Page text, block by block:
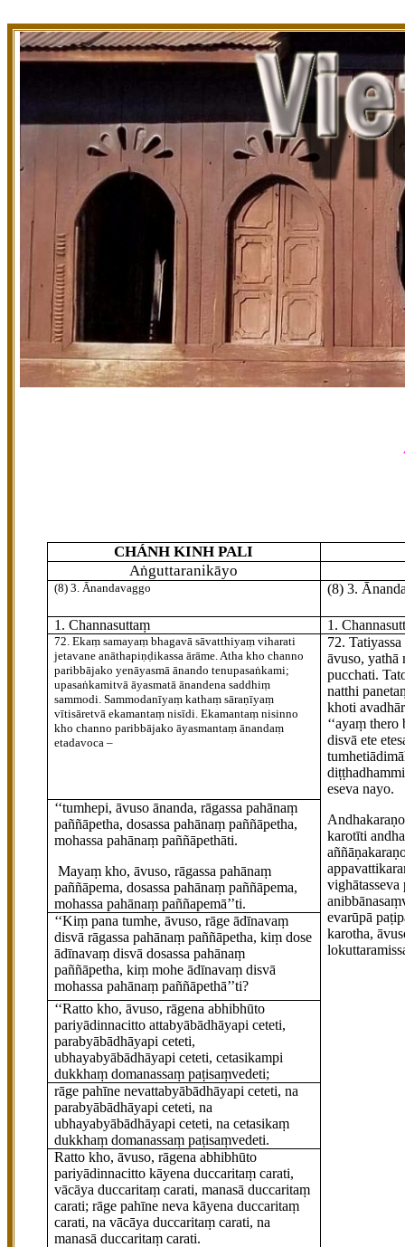
CHÁNH KINH PALI
Aṅguttaranikāyo
(8) 3. Ānandavaggo (8) 3.
1. Channasuttaṃ 1.
72. Ekaṃ samayaṃ bhagavā sāvatthiyaṃ viharati
jetavane anāthapiṇḍikassa ārāme. Atha kho channo
paribbājako yenāyasmā ānando tenupasaṅkami;
upasaṅkamitvā āyasmatā ānandena saddhiṃ
sammodi. Sammodanīyaṃ kathaṃ sāraṇīyaṃ
vītisāretvā ekamantaṃ nisīdi. Ekamantaṃ nisinno
kho channo paribbājako āyasmantaṃ ānandaṃ
etadavoca –
72. Tatiyassa
āvuso, yathā
pucchati.
natthi
khoti
‘‘ayaṃ
disvā ete
tumhe
eseva nayo.
Andhakaraṇo
karotīti
evarūpā
karotha,
‘‘tumhepi, āvuso ānanda, rāgassa pahānaṃ
paññāpetha, dosassa pahānaṃ paññāpetha,
mohassa pahānaṃ paññāpethāti.
Mayaṃ kho, āvuso, rāgassa pahānaṃ
paññāpema, dosassa pahānaṃ paññāpema,
mohassa pahānaṃ paññapemā’’ti.
‘‘Kiṃ pana tumhe, āvuso, rāge ādīnavaṃ
disvā rāgassa pahānaṃ paññāpetha, kiṃ dose
ādīnavaṃ disvā dosassa pahānaṃ
paññāpetha, kiṃ mohe ādīnavaṃ disvā
mohassa pahānaṃ paññāpethā’’ti?
‘‘Ratto kho, āvuso, rāgena abhibhūto
pariyādinnacitto attabyābādhāyapi ceteti,
parabyābādhāyapi ceteti,
ubhayabyābādhāyapi ceteti, cetasikampi
dukkhaṃ domanassaṃ paṭisaṃvedeti;
rāge pahīne nevattabyābādhāyapi ceteti, na
parabyābādhāyapi ceteti, na
ubhayabyābādhāyapi ceteti, na cetasikaṃ
dukkhaṃ domanassaṃ paṭisaṃvedeti.
Ratto kho, āvuso, rāgena abhibhūto
pariyādinnacitto kāyena duccaritaṃ carati,
vācāya duccaritaṃ carati, manasā duccaritaṃ
carati; rāge pahīne neva kāyena duccaritaṃ
carati, na vācāya duccaritaṃ carati, na
manasā duccaritaṃ carati.